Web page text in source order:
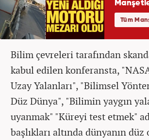
Bilim çevreleri tarafından
kabul edilen konferansta,
Uzay Yalanları", "Bilimsel
Düz Dünya", "Bilimin yaygın
uyanmak" "Küreyi test etmek"
başlıkları altında dünyanın